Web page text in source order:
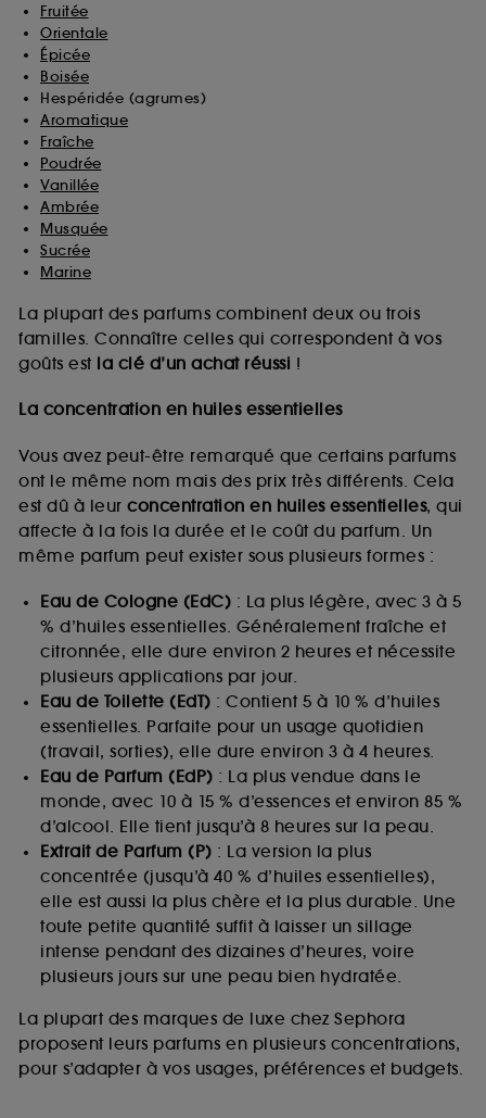
Fruitée
Orientale
Épicée
Boisée
Hespéridée (agrumes)
Aromatique
Fraîche
Poudrée
Vanillée
Ambrée
Musquée
Sucrée
Marine
La plupart des parfums combinent deux ou trois
familles. Connaître celles qui correspondent à vos
goûts est la clé d’un achat réussi !
La concentration en huiles essentielles
Vous avez peut-être remarqué que certains parfums
ont le même nom mais des prix très différents. Cela
est dû à leur concentration en huiles essentielles, qui
affecte à la fois la durée et le coût du parfum. Un
même parfum peut exister sous plusieurs formes :
Eau de Cologne (EdC) : La plus légère, avec 3 à 5
% d’huiles essentielles. Généralement fraîche et
citronnée, elle dure environ 2 heures et nécessite
plusieurs applications par jour.
Eau de Toilette (EdT) : Contient 5 à 10 % d’huiles
essentielles. Parfaite pour un usage quotidien
(travail, sorties), elle dure environ 3 à 4 heures.
Eau de Parfum (EdP) : La plus vendue dans le
monde, avec 10 à 15 % d’essences et environ 85 %
d’alcool. Elle tient jusqu’à 8 heures sur la peau.
Extrait de Parfum (P) : La version la plus
concentrée (jusqu’à 40 % d’huiles essentielles),
elle est aussi la plus chère et la plus durable. Une
toute petite quantité suffit à laisser un sillage
intense pendant des dizaines d’heures, voire
plusieurs jours sur une peau bien hydratée.
La plupart des marques de luxe chez Sephora
proposent leurs parfums en plusieurs concentrations,
pour s’adapter à vos usages, préférences et budgets.